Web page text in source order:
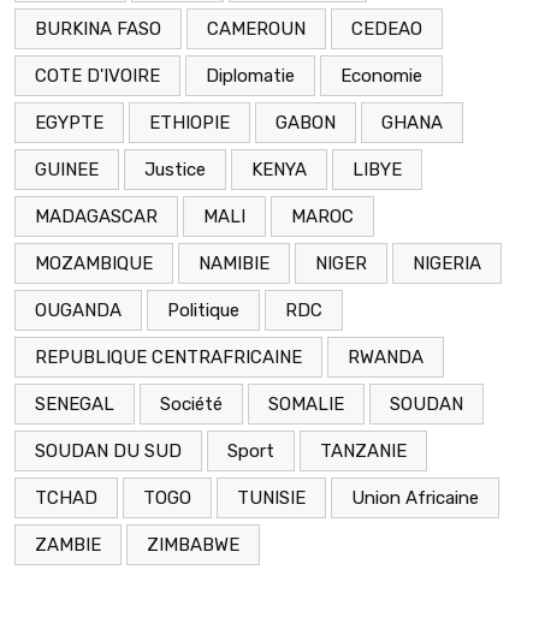
BURKINA FASO CAMEROUN CEDEAO
COTE D'IVOIRE Diplomatie Economie
EGYPTE ETHIOPIE GABON GHANA
GUINEE Justice KENYA LIBYE
MADAGASCAR MALI MAROC
MOZAMBIQUE NAMIBIE NIGER NIGERIA
OUGANDA Politique RDC
REPUBLIQUE CENTRAFRICAINE RWANDA
SENEGAL Société SOMALIE SOUDAN
SOUDAN DU SUD Sport TANZANIE
TCHAD TOGO TUNISIE Union Africaine
ZAMBIE ZIMBABWE